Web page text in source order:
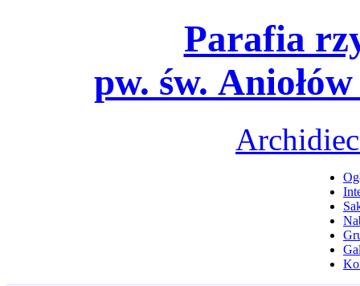
Parafia
pw. św.